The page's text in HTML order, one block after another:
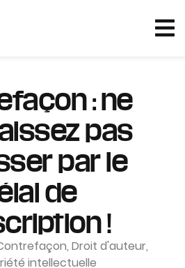
: ne
pas
par le
de
!
, Droit d'auteur,
intellectuelle